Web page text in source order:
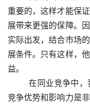
重要的，这样才能保
展带来更强的保障。
实际出发，结合市场
展条件。只有这样，
益。
竞争优势和影响力是